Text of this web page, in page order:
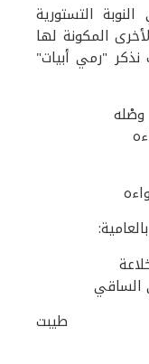
التستورية
المكونة لها
نذكر "رمي أبيات"
وصْله
ثغــره
طيبت